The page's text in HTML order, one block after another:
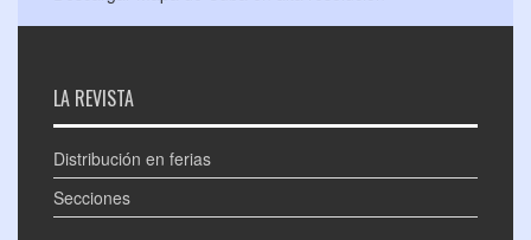
LA REVISTA
Distribución en ferias
Secciones